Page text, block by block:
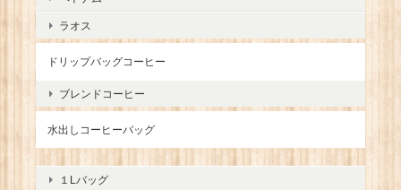
ラオス
ドリップバッグコーヒー
ブレンドコーヒー
水出しコーヒーバッグ
１Lバッグ